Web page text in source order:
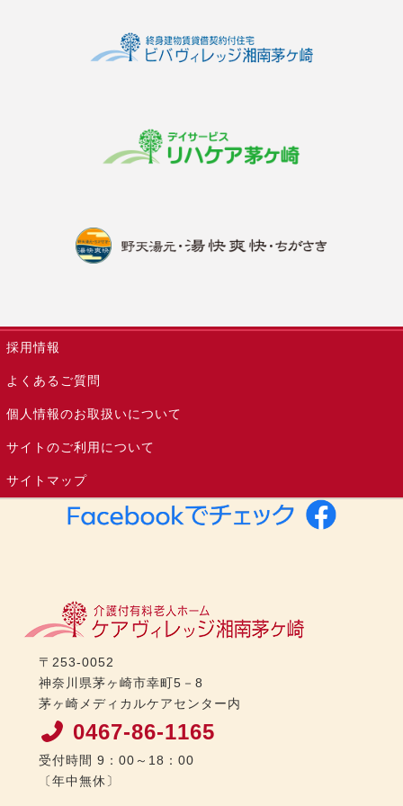
採用情報
よくあるご質問
個人情報のお取扱いについて
サイトのご利用について
サイトマップ
〒253-0052
神奈川県茅ヶ崎市幸町5－8
茅ヶ崎メディカルケアセンター内
0467-86-1165
受付時間 9：00～18：00
〔年中無休〕